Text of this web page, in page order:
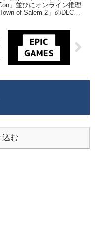
」並びにオンライン推理
of Salem 2」のDLCを
込む